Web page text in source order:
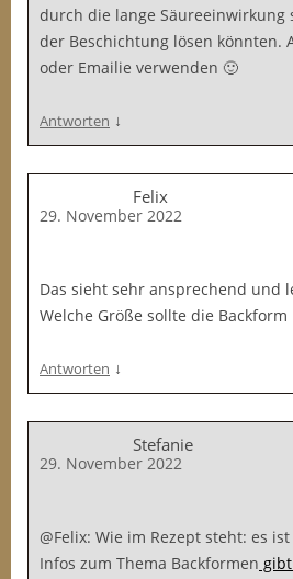
durch die lange Säureeinwirkung
der Beschichtung lösen könnten.
oder Emailie verwenden 🙂
Antworten ↓
Felix
29. November 2022
Das sieht sehr ansprechend und
Welche Größe sollte die Backform
Antworten ↓
Stefanie
29. November 2022
@Felix: Wie im Rezept steht: es
Infos zum Thema Backformen